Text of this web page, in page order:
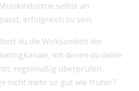
selbst an
erfolgreich zu sein.
du die Wirksamkeit der
mit denen du deine
regelmäßig überprüfen.
nicht mehr so gut wie früher?